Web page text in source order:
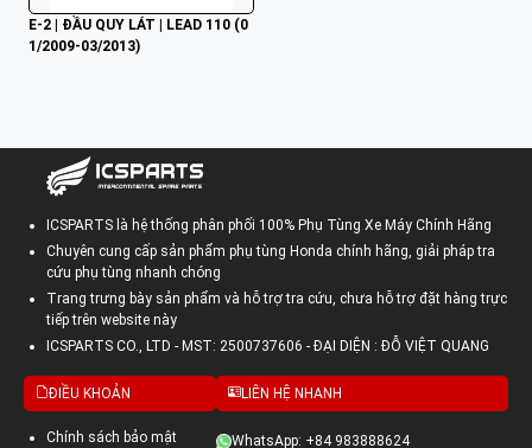
E-2 | ĐẦU QUY LÁT | LEAD 110 (0
1/2009-03/2013)
ICSPARTS là hệ thống phân phối 100% Phụ Tùng Xe Máy Chính Hãng
Chuyên cung cấp sản phẩm phụ tùng Honda chính hãng, giải pháp tra
cứu phụ tùng nhanh chóng
Trang trưng bày sản phẩm và hỗ trợ tra cứu, chưa hỗ trợ đặt hàng trực
tiếp trên website này
ICSPARTS CO., LTD - MST: 2500737606 - ĐẠI DIỆN : ĐỖ VIỆT QUANG
ĐIỀU KHOẢN
Chính sách bảo mật
LIÊN HỆ NHANH
WhatsApp: +84 983888624